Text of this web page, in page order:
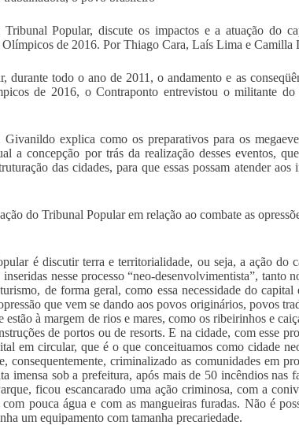
Popular, discute os impactos e a atuação do
de 2016. Por Thiago Cara, Laís Lima e Camilla
durante todo o ano de 2011, o andamento e as
de 2016, o Contraponto entrevistou o militante do
explica como os preparativos para os
a concepção por trás da realização desses eventos,
das cidades, para que essas possam atender aos
do Tribunal Popular em relação ao combate as
é discutir terra e territorialidade, ou seja, a ação do
nesse processo “neo-desenvolvimentista”, tanto
de forma geral, como essa necessidade do capital
que vem se dando aos povos originários, povos
à margem de rios e mares, como os ribeirinhos e
de portos ou de resorts. E na cidade, com esse
em circular, que é o que conceituamos como cidade
criminalizado as comunidades em
imensa sob a prefeitura, após mais de 50 incêndios nas
ficou escancarado uma ação criminosa, com a
pouca água e com as mangueiras furadas. Não é
um equipamento com tamanha precariedade.